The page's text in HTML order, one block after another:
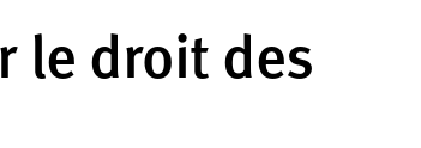
le droit des